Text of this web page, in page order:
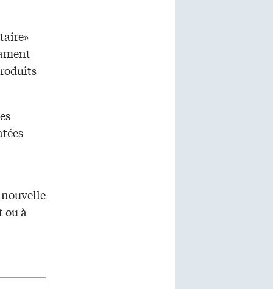
ou à